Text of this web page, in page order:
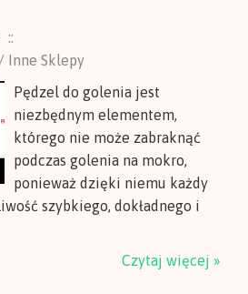
::
Inne Sklepy
Pędzel do golenia jest
niezbędnym elementem,
którego nie może zabraknąć
podczas golenia na mokro,
ponieważ dzięki niemu każdy
szybkiego, dokładnego i
Czytaj więcej »